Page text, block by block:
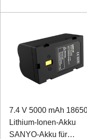
7.4 V 5000 mAh
Lithium-Ionen-Akku
SANYO-Akku für